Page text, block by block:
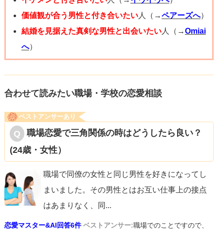
価値観が合う男性と付き合いたい人（→ペアーズへ）
結婚を見据えた真剣な男性と出会いたい人（→Omiai
へ）
合わせて読みたい職場・学校の恋愛相談
ベストアンサーあり
職場恋愛で三角関係の時はどうしたら良い？
(24歳・女性）
職場で同僚の女性と同じ男性を好きになってし
まいました。その男性とはお互い仕事上の接点
はあまりなく、同 ...
恋愛マスター&AI回答6件 ベストアンサー:職場でのことですので、